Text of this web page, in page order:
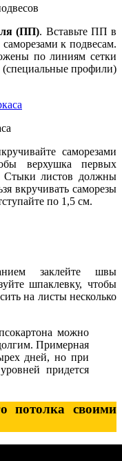
(ПП). Вставьте ПП в
к подвесам.
по линиям сетки
(специальные профили)
саморезами
верхушка первых
Стыки листов должны
вкручивать саморезы
по 1,5 см.
заклейте швы
шпаклевку, чтобы
на листы несколько
можно
Примерная
дней, но при
придется
потолка своими